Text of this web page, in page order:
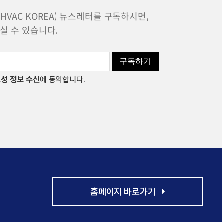
KOREA) 뉴스레터를 구독하시면,
수 있습니다.
구독하기
정보 수신에 동의합니다.
홈페이지 바로가기